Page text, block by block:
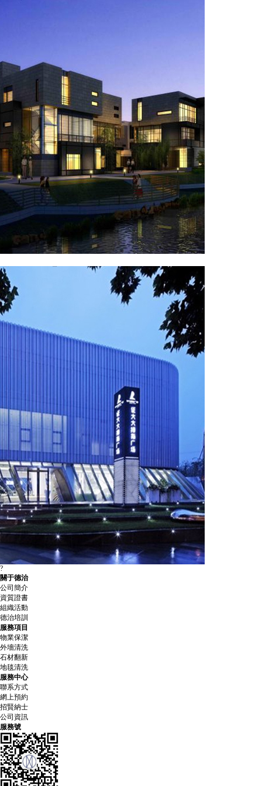
?
關于德治
公司簡介
資質證書
組織活動
德治培訓
服務項目
物業保潔
外墻清洗
石材翻新
地毯清洗
服務中心
聯系方式
網上預約
招賢納士
公司資訊
服務號